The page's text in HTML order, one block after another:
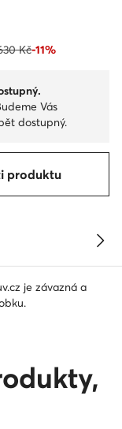
Kč-11%
Vás
dostupný.
produktu
je závazná a